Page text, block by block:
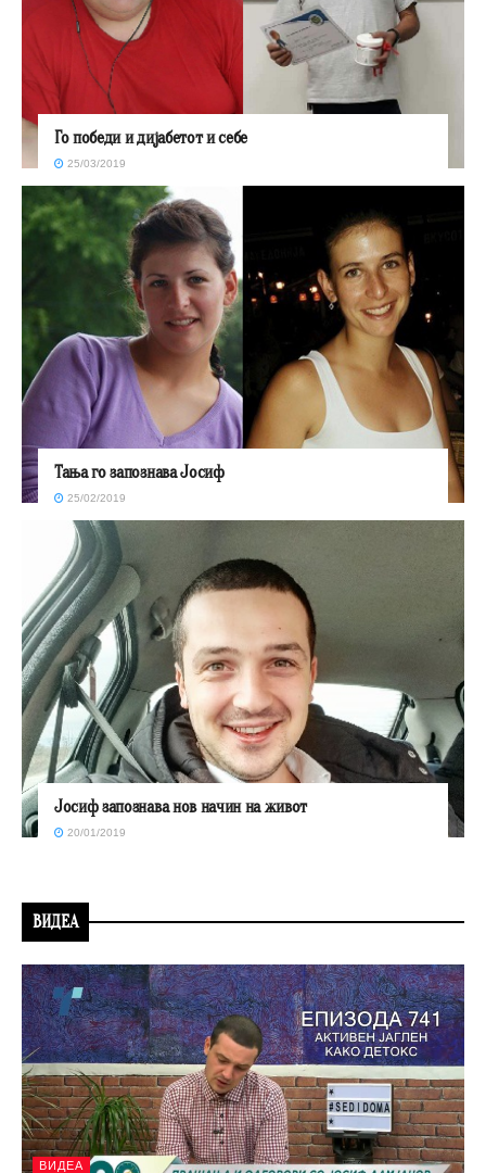
Го победи и дијабетот и себе
25/03/2019
Тања го запознава Јосиф
25/02/2019
Јосиф запознава нов начин на живот
20/01/2019
ВИДЕА
ВИДЕА